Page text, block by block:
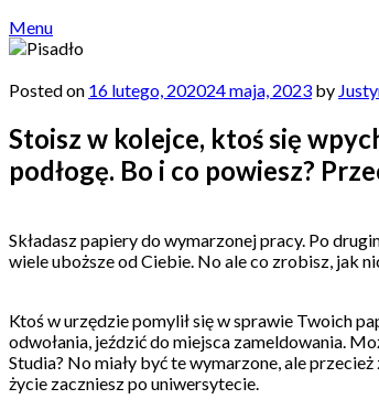
Menu
Posted on 16 lutego, 202024 maja, 2023 by
Stoisz w kolejce, ktoś się
podłogę. Bo i co powiesz?
Składasz papiery do wymarzonej pracy. Po
wiele uboższe od Ciebie. No ale co zrobisz, jak
Ktoś w urzędzie pomylił się w sprawie Twoich
odwołania, jeździć do miejsca zameldowania.
Studia? No miały być te wymarzone, ale
życie zaczniesz po uniwersytecie.